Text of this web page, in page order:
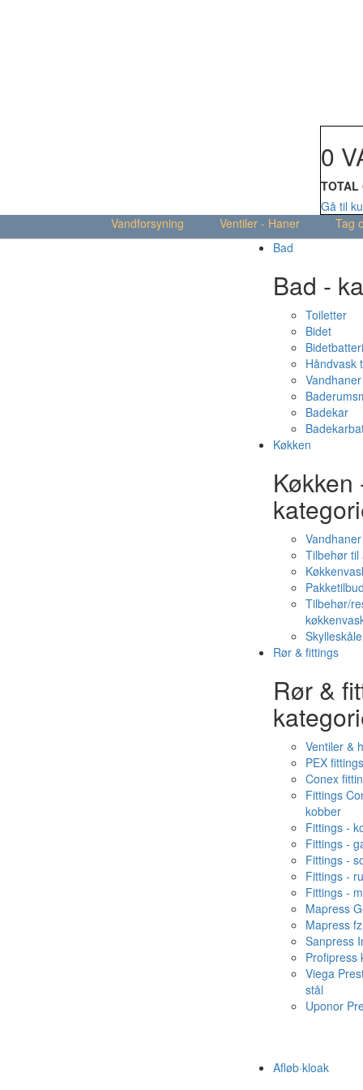
0
TOTAL
Gå til
Vandforsyning
Ventiler - Haner Tag
Bad
Bad -
Toiletter
Bidet
Håndvask
Badekar
Køkken
Køkken
Vandhaner
Tilbehør
Tilbehør/
Rør & fittings
Rør &
Ventiler &
PEX fittings
Conex
Fittings
kobber
Fittings -
Fittings -
Fittings -
Fittings -
Fittings -
Mapress
Mapress fz
Sanpress
Profipress
Viega
stål
Uponor
Afløb·kloak